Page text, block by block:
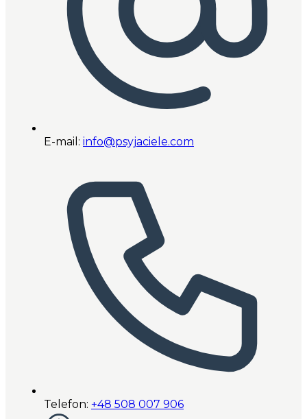
E-mail: info@psyjaciele.com
Telefon: +48 508 007 906